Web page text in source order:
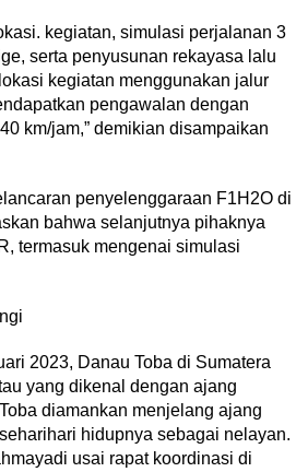
kegiatan, simulasi perjalanan 3
serta penyusunan rekayasa lalu
kegiatan menggunakan jalur
pengawalan dengan
km/jam,” demikian disampaikan
penyelenggaraan F1H2O di
bahwa selanjutnya pihaknya
termasuk mengenai simulasi
2023, Danau Toba di Sumatera
yang dikenal dengan ajang
diamankan menjelang ajang
hidupnya sebagai nelayan.
usai rapat koordinasi di